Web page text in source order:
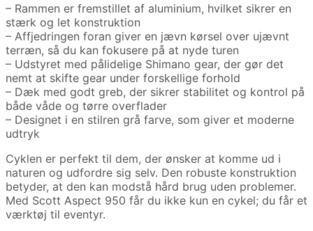
– Rammen er fremstillet af aluminium, hvilket sikrer en
stærk og let konstruktion
– Affjedringen foran giver en jævn kørsel over ujævnt
terræn, så du kan fokusere på at nyde turen
– Udstyret med pålidelige Shimano gear, der gør det
nemt at skifte gear under forskellige forhold
– Dæk med godt greb, der sikrer stabilitet og kontrol på
både våde og tørre overflader
– Designet i en stilren grå farve, som giver et moderne
udtryk
Cyklen er perfekt til dem, der ønsker at komme ud i
naturen og udfordre sig selv. Den robuste konstruktion
betyder, at den kan modstå hård brug uden problemer.
Med Scott Aspect 950 får du ikke kun en cykel; du får et
værktøj til eventyr.